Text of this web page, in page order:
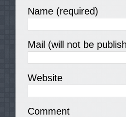
Name (required)
Mail (will not be
Website
Comment